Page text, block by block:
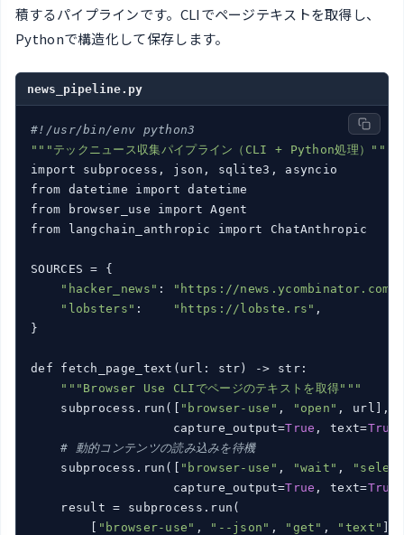
積するパイプラインです。CLIでページテキストを取得し、
Pythonで構造化して保存します。
news_pipeline.py
#!/usr/bin/env python3
"" "テックニュース収集パイプライン（CLI + Python処理）" ""
import subprocess, json, sqlite3, asyncio
from datetime import datetime
from browser_use import Agent
from langchain_anthropic import ChatAnthropic
SOURCES = {
"hacker_news" : "https://news.ycombinator.com"
"lobsters" : "https://lobste.rs" ,
}
def fetch_page_text(url: str) -> str:
"" "Browser Use CLIでページのテキストを取得" ""
    subprocess.run([
"browser-use" , "open" , url],
                   capture_output=
True , text=True
# 動的コンテンツの読み込みを待機
    subprocess.run([
"browser-use" , "wait" ,
                   capture_output=
True , text=True
    result = subprocess.run(
"browser-use" , "--json" , "get" , "text"